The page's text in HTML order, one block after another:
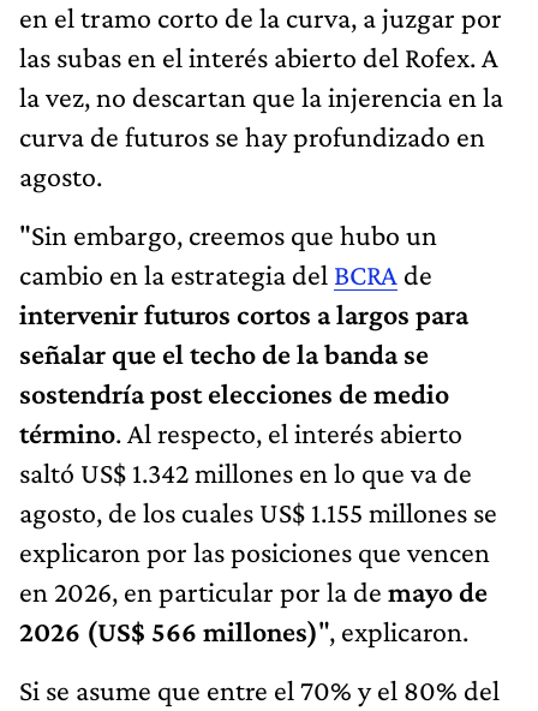
en el tramo corto de la curva, a juzgar por
las subas en el interés abierto del Rofex. A
la vez, no descartan que la injerencia en la
curva de futuros se hay profundizado en
agosto.
"Sin embargo, creemos que hubo un
cambio en la estrategia del BCRA de
intervenir futuros cortos a largos para
señalar que el techo de la banda se
sostendría post elecciones de medio
término. Al respecto, el interés abierto
saltó US$ 1.342 millones en lo que va de
agosto, de los cuales US$ 1.155 millones se
explicaron por las posiciones que vencen
en 2026, en particular por la de mayo de
2026 (US$ 566 millones)", explicaron.
Si se asume que entre el 70% y el 80% del